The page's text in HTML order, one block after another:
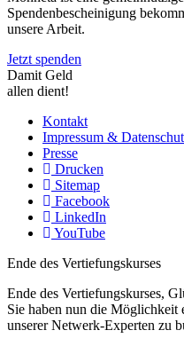
Spendenbescheinigung
unsere Arbeit.
Jetzt spenden
Damit Geld
allen dient!
Kontakt
Impressum &
Presse
Drucken
Sitemap
Facebook
LinkedIn
YouTube
Ende des Vertiefungskurses
Ende des Vertiefungskurses,
Sie haben nun die Möglichkeit
unserer Netwerk-Experten zu